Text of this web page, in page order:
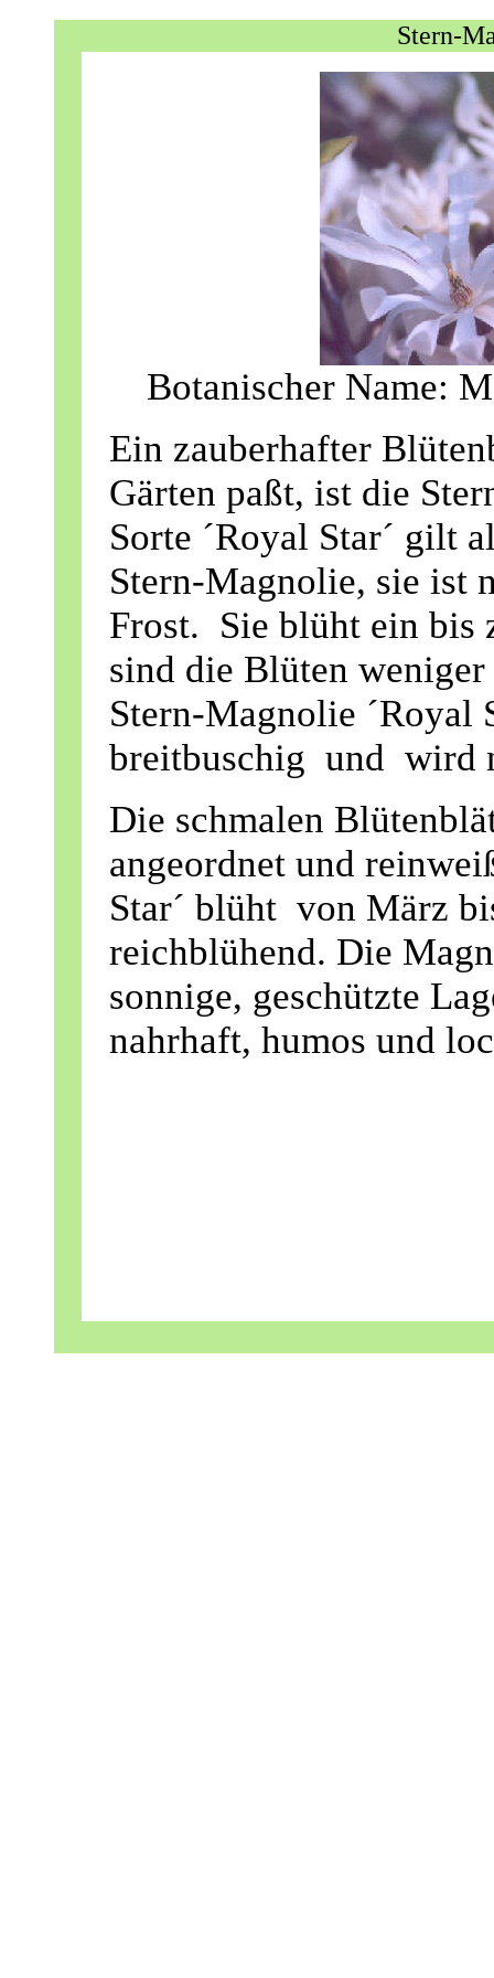
Stern-
Botanischer Name:
Ein zauberhafter
Gärten paßt, ist die
Sorte ´Royal Star´ gilt
Stern-Magnolie, sie ist
Frost. Sie blüht ein bis
sind die Blüten
Stern-Magnolie ´Royal
breitbuschig und wird
Die schmalen
angeordnet und
Star´ blüht von März
reichblühend. Die
sonnige, geschützte
nahrhaft, humos und